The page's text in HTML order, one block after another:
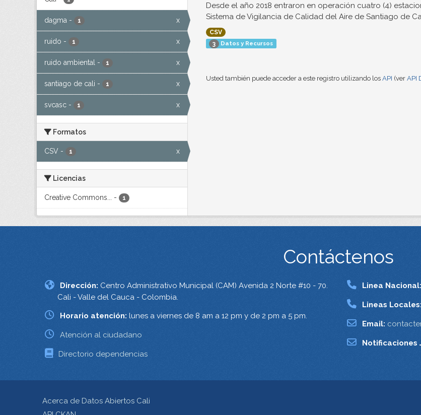
dagma - 1 x
ruido - 1 x
ruido ambiental - 1 x
santiago de cali - 1 x
svcasc - 1 x
Formatos
CSV - 1 x
Licencias
Creative Commons... - 1
Desde el año 2018 entraron en operación cuatro (4)
Sistema de Vigilancia de Calidad del Aire de Santiago de
CSV
3
Datos y Recursos
Usted también puede acceder a este registro utilizando los API (ver API
Contáctenos
Dirección: Centro Administrativo Municipal (CAM) Avenida 2 Norte #10 - 70.
Cali - Valle del Cauca - Colombia.
Horario atención: lunes a viernes de 8 am a 12 pm y de 2 pm a 5 pm.
Atención al ciudadano
Directorio dependencias
Linea Nacional:
Lineas Locales:
Email:
Notificaciones
Acerca de Datos Abiertos Cali